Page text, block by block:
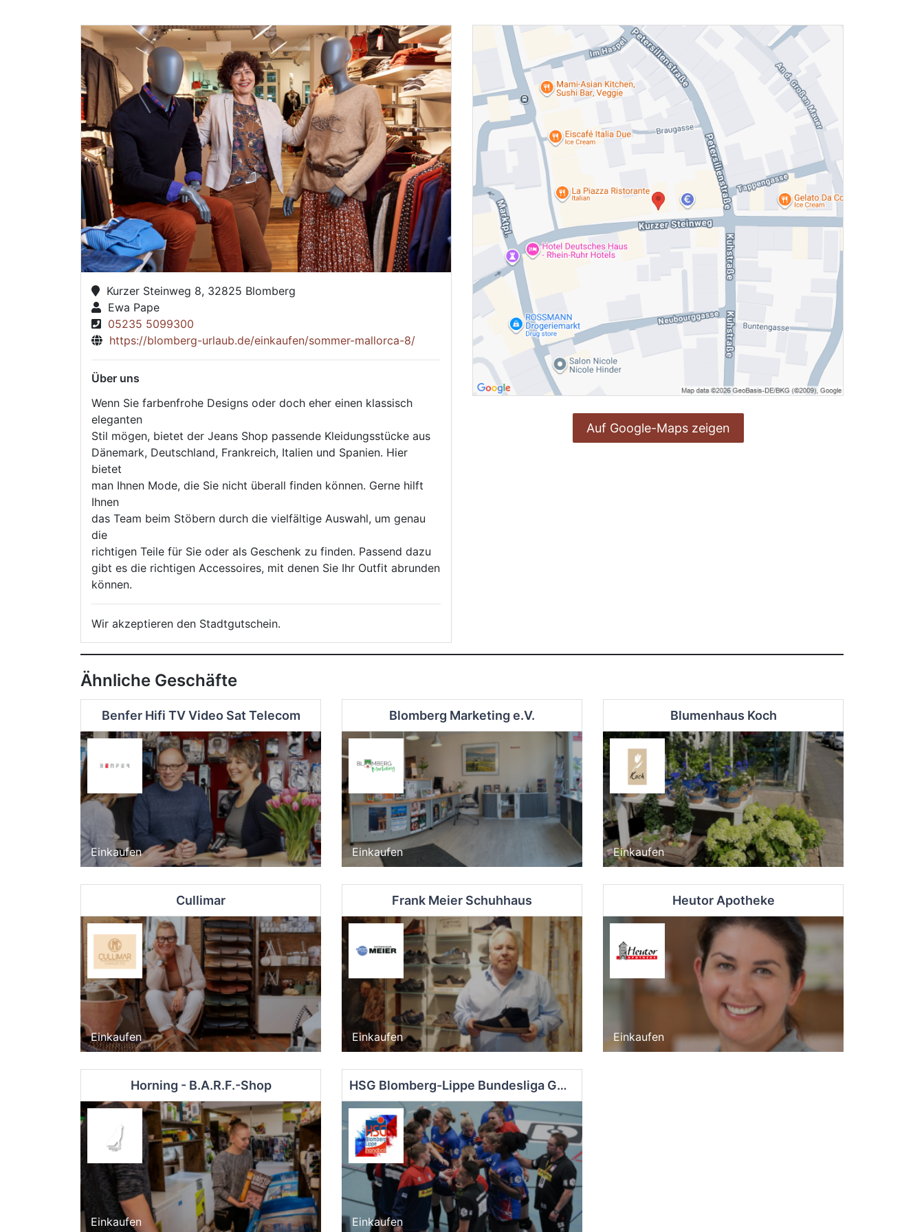
Kurzer Steinweg 8, 32825 Blomberg
Ewa Pape
05235 5099300
https://blomberg-urlaub.de/einkaufen/sommer-mallorca-8/
Über uns
Wenn Sie farbenfrohe Designs oder doch eher einen klassisch
eleganten
Stil mögen, bietet der Jeans Shop passende Kleidungsstücke aus
Dänemark, Deutschland, Frankreich, Italien und Spanien. Hier
bietet
man Ihnen Mode, die Sie nicht überall finden können. Gerne hilft
Ihnen
das Team beim Stöbern durch die vielfältige Auswahl, um genau
die
richtigen Teile für Sie oder als Geschenk zu finden. Passend dazu
gibt es die richtigen Accessoires, mit denen Sie Ihr Outfit abrunden
können.
Wir akzeptieren den Stadtgutschein.
Auf Google-Maps zeigen
Ähnliche Geschäfte
Benfer Hifi TV Video Sat Telecom
Einkaufen
Blomberg Marketing e.V.
Einkaufen
Blumenhaus Koch
Einkaufen
Cullimar
Einkaufen
Frank Meier Schuhhaus
Einkaufen
Heutor Apotheke
Einkaufen
Horning - B.A.R.F.-Shop
Einkaufen
HSG Blomberg-Lippe Bundesliga GmbH
Einkaufen